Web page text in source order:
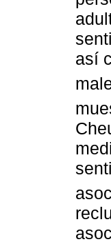
así